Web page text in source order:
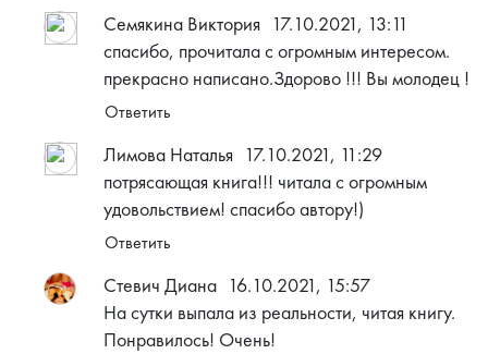
Семякина Виктория 17.10.2021, 13:11
спасибо, прочитала с огромным интересом.
прекрасно написано.Здорово !!! Вы молодец !
Ответить
Лимова Наталья 17.10.2021, 11:29
потрясающая книга!!! читала с огромным
удовольствием! спасибо автору!)
Ответить
Стевич Диана 16.10.2021, 15:57
На сутки выпала из реальности, читая книгу.
Понравилось! Очень!